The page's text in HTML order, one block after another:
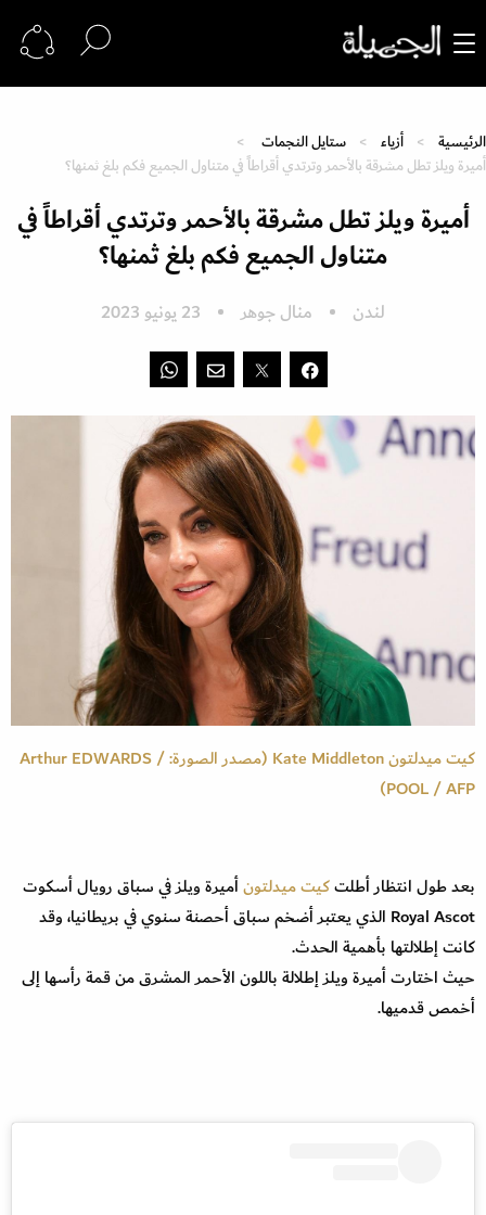
الرئيسية أزياء
ستايل النجمات
أميرة ويلز تطل مشرقة بالأحمر وترتدي أقراطاً في متناول الجميع فكم بلغ ثمنها؟
أميرة ويلز تطل مشرقة بالأحمر وترتدي أقراطاً في
متناول الجميع فكم بلغ ثمنها؟
لندن منال جوهر 23 يونيو 2023
كيت ميدلتون Kate Middleton (مصدر الصورة: Arthur EDWARDS /
POOL / AFP)
بعد طول انتظار أطلتكيت ميدلتونأميرة ويلز في سباق رويال أسكوت
Royal Ascot الذي يعتبر أضخم سباق أحصنة سنوي في بريطانيا، وقد
كانت إطلالتها بأهمية الحدث.
حيث اختارت أميرة ويلز إطلالة باللون الأحمر المشرق من قمة رأسها إلى
أخمص قدميها.